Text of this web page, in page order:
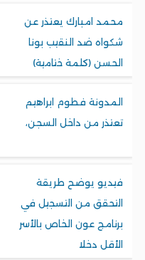
محمد امبارك يعتذر عن
شكواه ضد النقيب بونا
الحسن (كلمة ختامية)
المدونة فطوم ابراهيم
تعتذر من داخل السجن،
فيديو يوضح طريقة
التحقق من التسجيل في
برنامج عون الخاص بالأسر
الأقل دخلا